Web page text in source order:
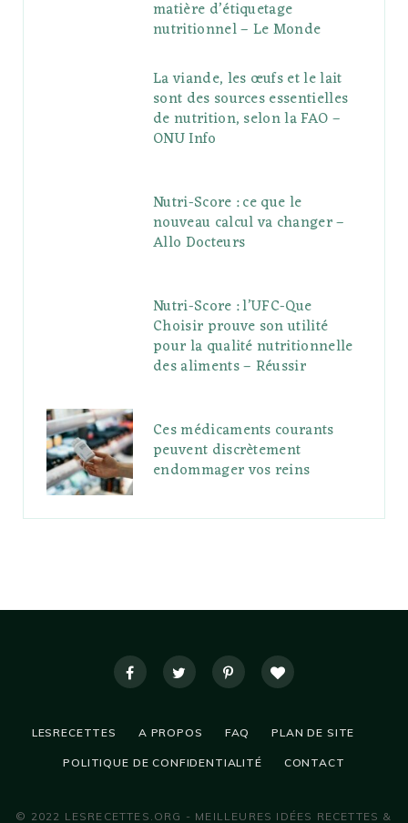
matière d’étiquetage
nutritionnel – Le Monde
La viande, les œufs et le lait
sont des sources essentielles
de nutrition, selon la FAO –
ONU Info
Nutri-Score : ce que le
nouveau calcul va changer –
Allo Docteurs
Nutri-Score : l’UFC-Que
Choisir prouve son utilité
pour la qualité nutritionnelle
des aliments – Réussir
Ces médicaments courants
peuvent discrètement
endommager vos reins
LESRECETTES A PROPOS FAQ PLAN DE SITE
POLITIQUE DE CONFIDENTIALITÉ CONTACT
© 2022 LESRECETTES.ORG - MEILLEURES IDÉES RECETTES &